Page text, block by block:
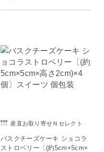
産直お取り寄せＮセレクト
バスクチーズケーキ ショコラ
ストロベリー〔(約5cm×5cm×